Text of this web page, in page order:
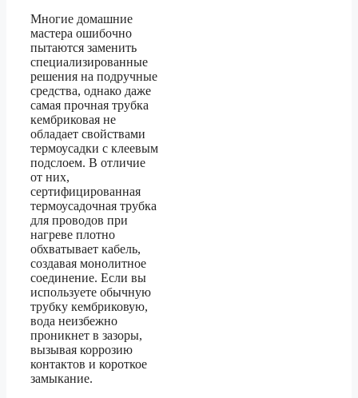
Многие домашние
мастера ошибочно
пытаются заменить
специализированные
решения на подручные
средства, однако даже
самая прочная трубка
кембриковая не
обладает свойствами
термоусадки с клеевым
подслоем. В отличие
от них,
сертифицированная
термоусадочная трубка
для проводов при
нагреве плотно
обхватывает кабель,
создавая монолитное
соединение. Если вы
используете обычную
трубку кембриковую,
вода неизбежно
проникнет в зазоры,
вызывая коррозию
контактов и короткое
замыкание.